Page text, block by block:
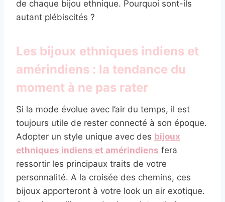
de chaque bijou ethnique. Pourquoi sont-ils
autant plébiscités ?
Les bijoux ethniques indiens et
amérindiens : la tendance du
moment à ne pas rater
Si la mode évolue avec l’air du temps, il est
toujours utile de rester connecté à son époque.
Adopter un style unique avec des bijoux
ethniques indiens et amérindiens fera
ressortir les principaux traits de votre
personnalité. A la croisée des chemins, ces
bijoux apporteront à votre look un air exotique.